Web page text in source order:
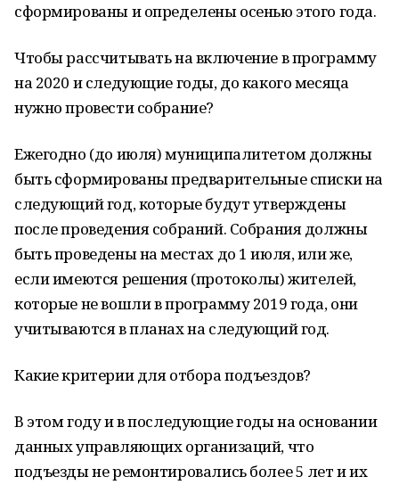
сформированы и определены осенью этого года.
Чтобы рассчитывать на включение в программу
на 2020 и следующие годы, до какого месяца
нужно провести собрание?
Ежегодно (до июля) муниципалитетом должны
быть сформированы предварительные списки на
следующий год, которые будут утверждены
после проведения собраний. Собрания должны
быть проведены на местах до 1 июля, или же,
если имеются решения (протоколы) жителей,
которые не вошли в программу 2019 года, они
учитываются в планах на следующий год.
Какие критерии для отбора подъездов?
В этом году и в последующие годы на основании
данных управляющих организаций, что
подъезды не ремонтировались более 5 лет и их